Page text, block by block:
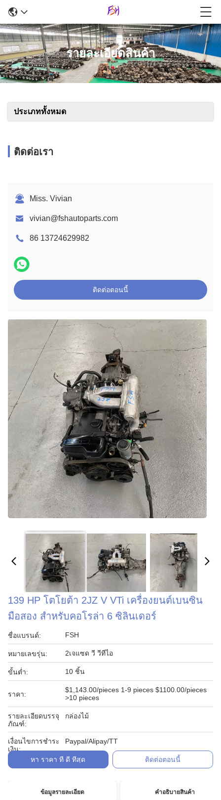
รายละเอียดสินค้า
ประเภททั้งหมด
ติดต่อเรา
Miss. Vivian
vivian@fshautoparts.com
86 13724629982
ติดต่อตอนนี้
139 HP โตโยต้า 2JZ V VTi เครื่องยนต์เบนซิน
มือสอง สําหรับคอโรล่า 6 ซิลินเดอร์
ชื่อแบรนด์: FSH
หมายเลขรุ่น: 2เจแซด วี วีทีไอ
ขั้นต่ำ: 10 ชิ้น
ราคา:
$1,143.00/pieces 1-9 pieces $1100.00/pieces
>10 pieces
รายละเอียดบรรจุ
ภัณฑ์:
กล่องไม้
เงื่อนไขการชำระ
เงิน:
Paypal/Alipay/TT
หา ราคา ที่ ดี ที่สุด ติดต่อตอนนี้
ข้อมูลรายละเอียด คําอธิบายสินค้า